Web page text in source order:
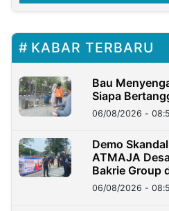
KABAR TERBARU
Bau
Siapa
06/08/2026 -
Demo
ATMAJA
Bakrie Group
06/08/2026 -